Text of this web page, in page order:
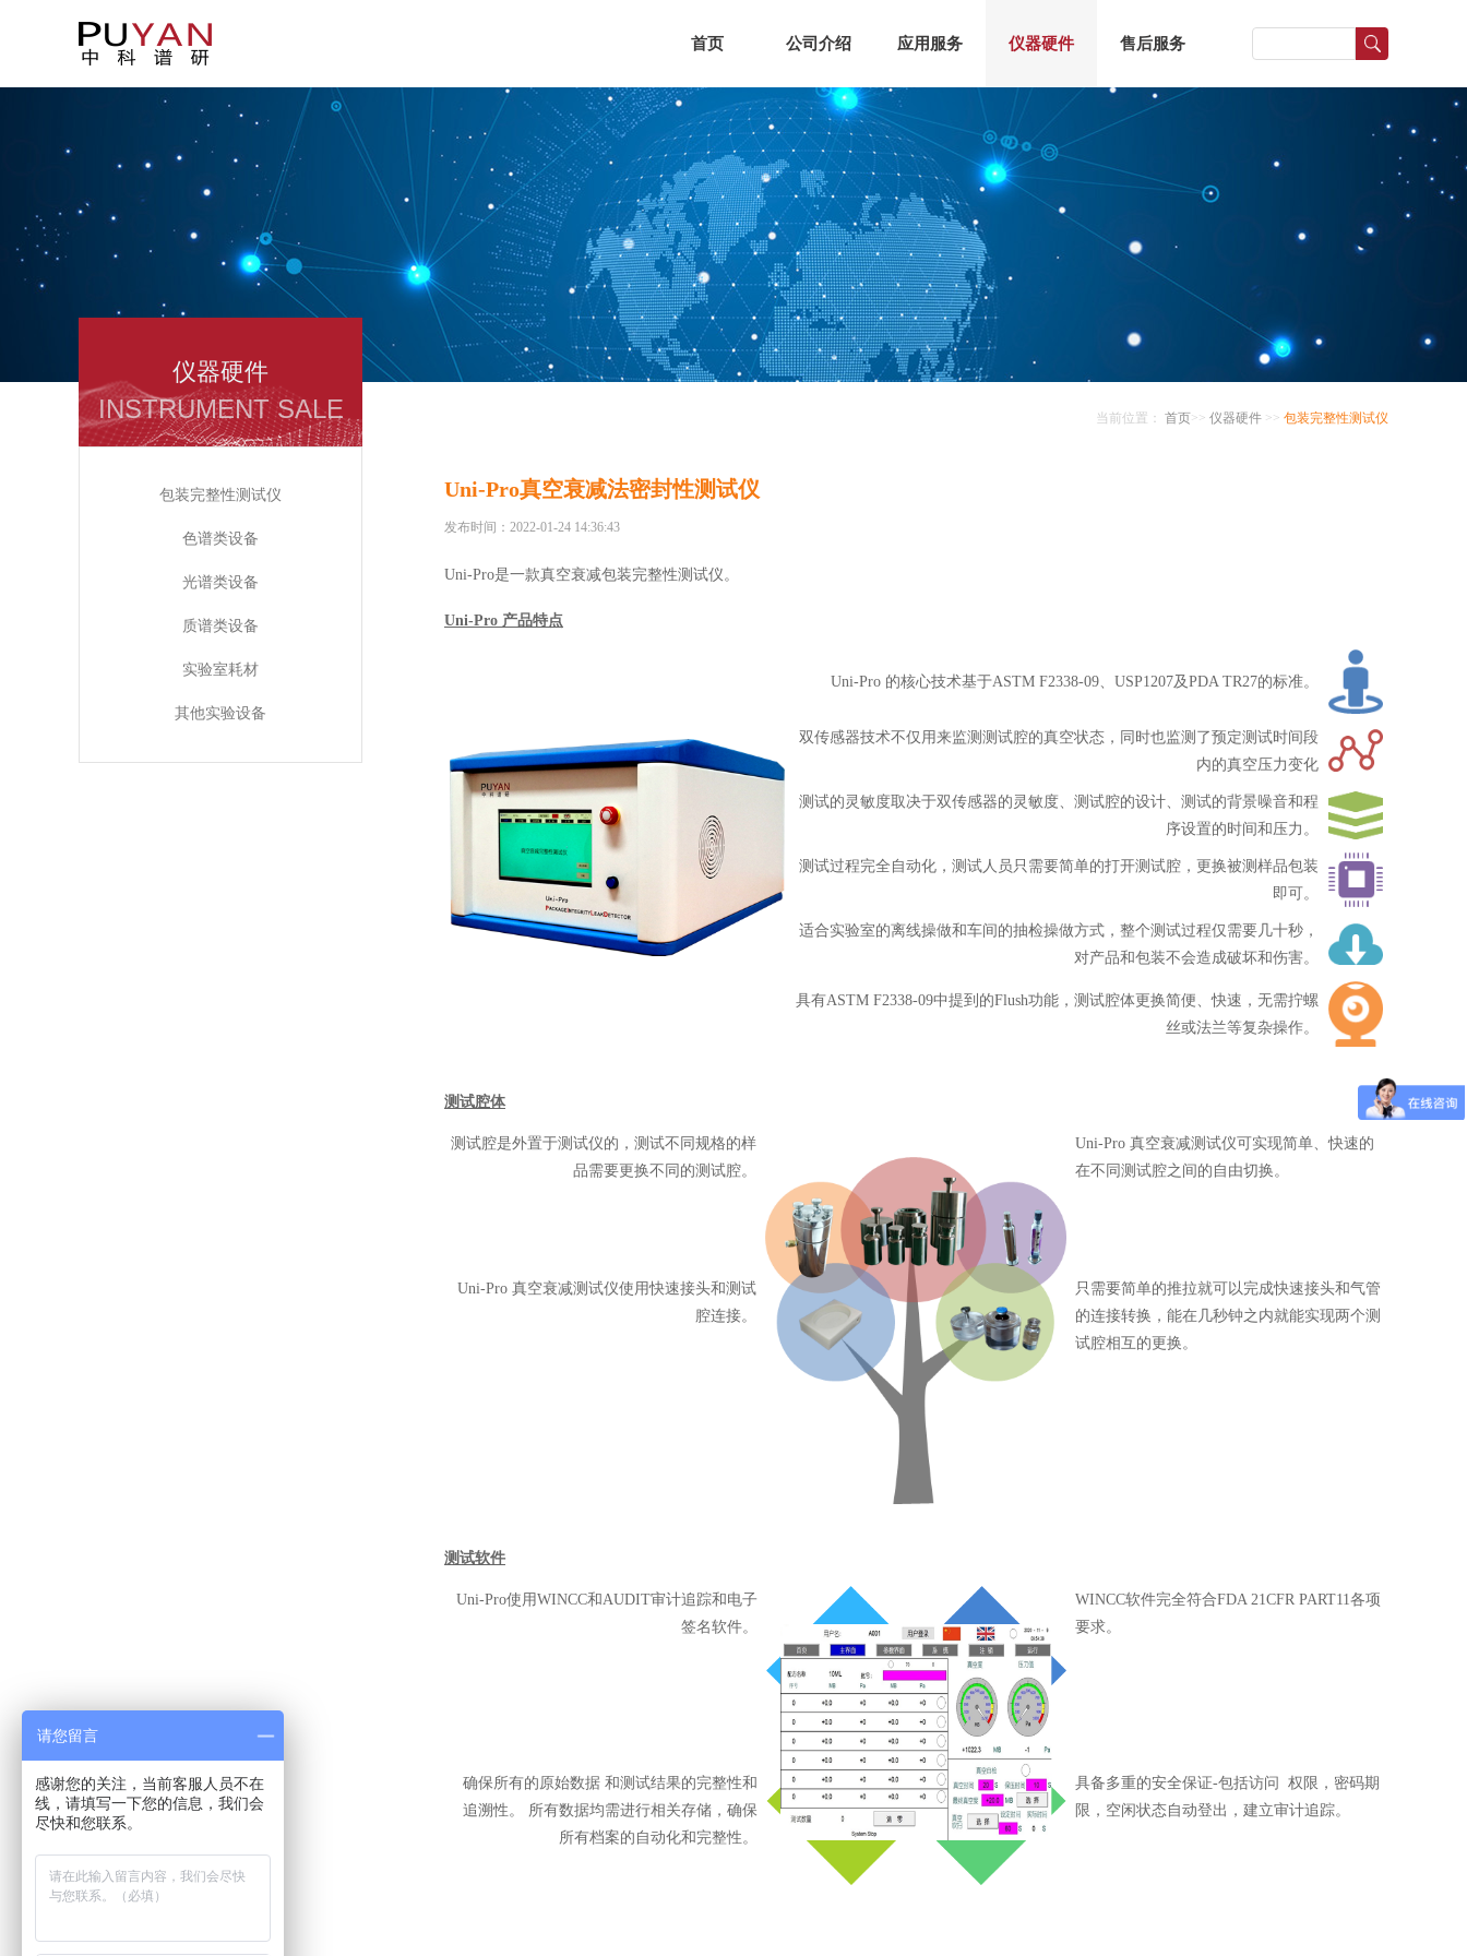
首页 公司介绍 应用服务 仪器硬件 售后服务
仪器硬件
INSTRUMENT SALE
包装完整性测试仪
色谱类设备
光谱类设备
质谱类设备
实验室耗材
其他实验设备
当前位置： 首页>> 仪器硬件 >> 包装完整性测试仪
Uni-Pro真空衰减法密封性测试仪
发布时间：2022-01-24 14:36:43
Uni-Pro是一款真空衰减包装完整性测试仪。
Uni-Pro 产品特点
Uni-Pro 的核心技术基于ASTM F2338-09、USP1207及PDA TR27的标准。
双传感器技术不仅用来监测测试腔的真空状态，同时也监测了预定测试时间段
内的真空压力变化
测试的灵敏度取决于双传感器的灵敏度、测试腔的设计、测试的背景噪音和程
序设置的时间和压力。
测试过程完全自动化，测试人员只需要简单的打开测试腔，更换被测样品包装
即可。
适合实验室的离线操做和车间的抽检操做方式，整个测试过程仅需要几十秒，
对产品和包装不会造成破坏和伤害。
具有ASTM F2338-09中提到的Flush功能，测试腔体更换简便、快速，无需拧螺
丝或法兰等复杂操作。
测试腔体
测试腔是外置于测试仪的，测试不同规格的样
品需要更换不同的测试腔。
Uni-Pro 真空衰减测试仪可实现简单、快速的
在不同测试腔之间的自由切换。
Uni-Pro 真空衰减测试仪使用快速接头和测试
腔连接。
只需要简单的推拉就可以完成快速接头和气管
的连接转换，能在几秒钟之内就能实现两个测
试腔相互的更换。
测试软件
Uni-Pro使用WINCC和AUDIT审计追踪和电子
签名软件。
WINCC软件完全符合FDA 21CFR PART11各项
要求。
确保所有的原始数据 和测试结果的完整性和
追溯性。 所有数据均需进行相关存储，确保
所有档案的自动化和完整性。
具备多重的安全保证-包括访问 权限，密码期
限，空闲状态自动登出，建立审计追踪。
请您留言
感谢您的关注，当前客服人员不在
线，请填写一下您的信息，我们会
尽快和您联系。